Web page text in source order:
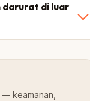
darurat di luar
keamanan,